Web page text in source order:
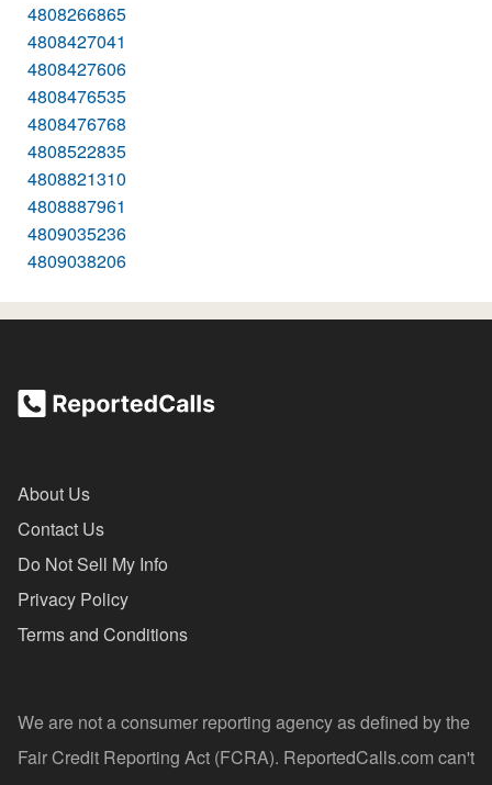
4808266865
4808427041
4808427606
4808476535
4808476768
4808522835
4808821310
4808887961
4809035236
4809038206
About Us
Contact Us
Do Not Sell My Info
Privacy Policy
Terms and Conditions
We are not a consumer reporting agency as defined by the
Fair Credit Reporting Act (FCRA). ReportedCalls.com can't